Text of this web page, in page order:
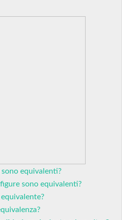
equivalenti?
sono equivalenti?